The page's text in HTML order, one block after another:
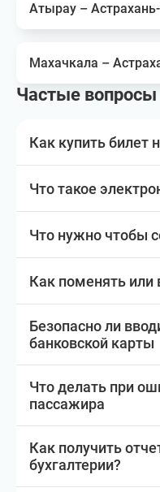
Атырау –
Махачкала –
Частые вопросы
Как купить билет
Что такое
Что нужно чтобы
Как поменять или
Безопасно ли
банковской карты
Что делать при
пассажира
Как получить
бухгалтерии?